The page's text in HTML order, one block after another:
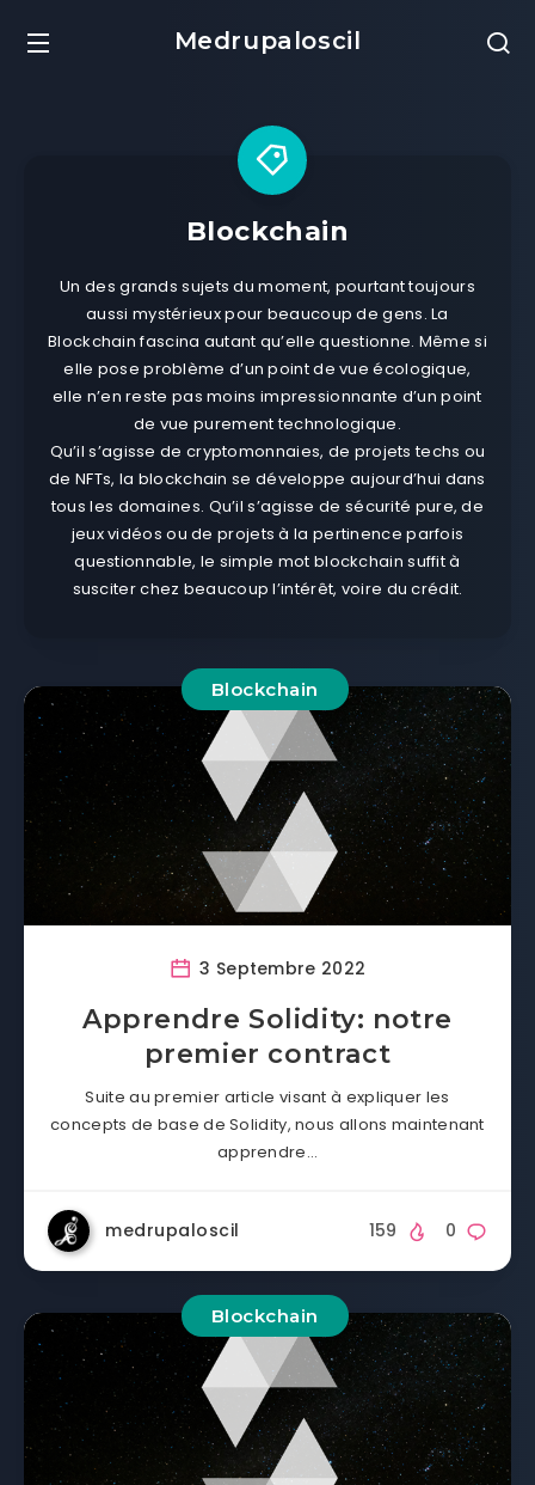
Medrupaloscil
Blockchain
Un des grands sujets du moment, pourtant toujours
aussi mystérieux pour beaucoup de gens. La
Blockchain fascina autant qu’elle questionne. Même si
elle pose problème d’un point de vue écologique,
elle n’en reste pas moins impressionnante d’un point
de vue purement technologique.
Qu’il s’agisse de cryptomonnaies, de projets techs ou
de NFTs, la blockchain se développe aujourd’hui dans
tous les domaines. Qu’il s’agisse de sécurité pure, de
jeux vidéos ou de projets à la pertinence parfois
questionnable, le simple mot blockchain suffit à
susciter chez beaucoup l’intérêt, voire du crédit.
Blockchain
3 Septembre 2022
Apprendre Solidity: notre
premier contract
Suite au premier article visant à expliquer les
concepts de base de Solidity, nous allons maintenant
apprendre…
medrupaloscil 0
159
Blockchain